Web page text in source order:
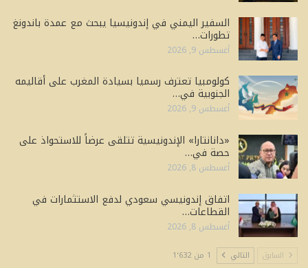
السفير اليمني في إندونيسيا يبحث مع عمدة باندونغ
تطورات…
أغسطس 9, 2026
كولومبيا تعترف رسميا بسيادة المغرب على أقاليمه
الجنوبية في…
أغسطس 9, 2026
«دانانتارا» الإندونيسية تتلقى عرضاً للاستحواذ على
حصة في…
أغسطس 8, 2026
اتفاق إندونيسي سعودي لدفع الاستثمارات في
القطاعات…
أغسطس 8, 2026
السابق التالي 1 من 1٬632